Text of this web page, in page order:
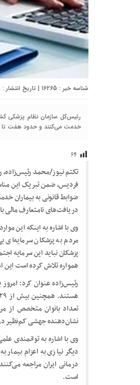
شناسه خبر : 16265 | تاریخ انتشار : 11 شهریور 1404 - 2:51 | ارسال توسط :
خدمت می‌کنند و حدود هفت تا
۶۴
تکتم نیوز/محمد
ضوابط قانونی به بیماران
دریافت‌های نامتعارف مالی
وی با اشاره به اینکه این
مردم به پزشکان
پزشکان نباید این سرمایه
همواره تلاش کرده است این
نشان‌دهنده جهشی کم‌نظیر
وی با اشاره به توانمندی
دیگر نیازی به اعزام بیمار
درمانی ایران مراجعه
است.